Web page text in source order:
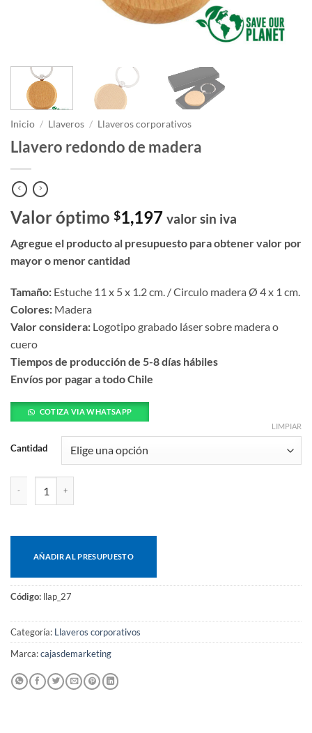
Inicio / Llaveros / Llaveros corporativos
Llavero redondo de madera
Valor óptimo $1,197 valor sin iva
Agregue el producto al presupuesto para obtener valor por
mayor o menor cantidad
Tamaño: Estuche 11 x 5 x 1.2 cm. / Circulo madera Ø 4 x 1 cm.
Colores: Madera
Valor considera: Logotipo grabado láser sobre madera o
cuero
Tiempos de producción de 5-8 días hábiles
Envíos por pagar a todo Chile
COTIZA VIA WHATSAPP
Cantidad
LIMPIAR
AÑADIR AL PRESUPUESTO
Código: llap_27
Categoría: Llaveros corporativos
Marca:cajasdemarketing